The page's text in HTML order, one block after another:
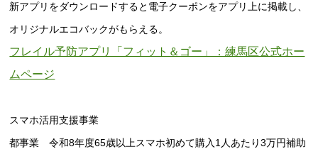
新アプリをダウンロードすると電子クーポンをアプリ上に掲載し、
オリジナルエコバックがもらえる。
フレイル予防アプリ「フィット＆ゴー」：練馬区公式ホー
ムページ
スマホ活用支援事業
都事業 令和8年度65歳以上スマホ初めて購入1人あたり3万円補助